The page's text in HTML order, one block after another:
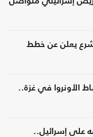
يعلن عن خطط
الأونروا في غزة..
على إسرائيل..